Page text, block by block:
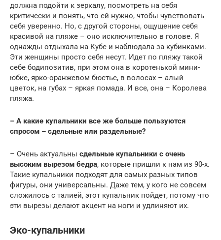
должна подойти к зеркалу, посмотреть на себя
критически и понять, что ей нужно, чтобы чувствовать
себя уверенно. Но, с другой стороны, ощущение себя
красивой на пляже – оно исключительно в голове. Я
однажды отдыхала на Кубе и наблюдала за кубинками.
Эти женщины просто себя несут. Идет по пляжу такой
себе бодипозитив, при этом она в коротенькой мини-
юбке, ярко-оранжевом бюстье, в волосах – алый
цветок, на губах – яркая помада. И все, она – Королева
пляжа.
– А какие купальники все же больше пользуются
спросом – сдельные или раздельные?
– Очень актуальны сдельные купальники с очень
высоким вырезом бедра, которые пришли к нам из 90-х.
Такие купальники подходят для самых разных типов
фигуры, они универсальны. Даже тем, у кого не совсем
сложилось с талией, этот купальник пойдет, потому что
эти вырезы делают акцент на ноги и удлиняют их.
Эко-купальники